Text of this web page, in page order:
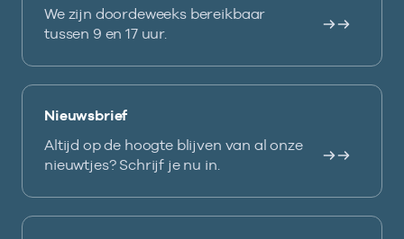
We zijn doordeweeks bereikbaar
tussen 9 en 17 uur.
Nieuwsbrief
Altijd op de hoogte blijven van al onze
nieuwtjes? Schrijf je nu in.